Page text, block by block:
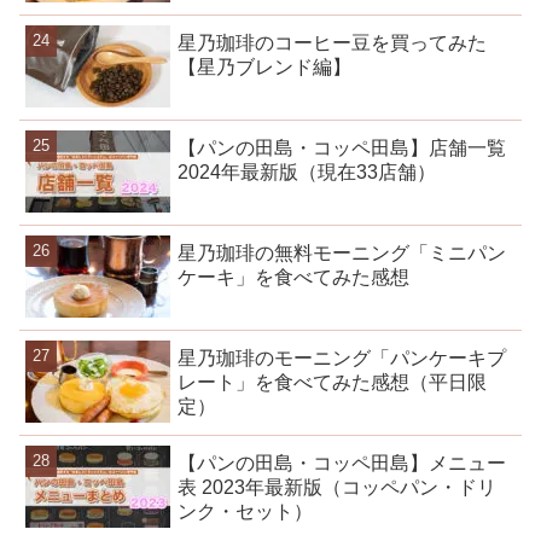
星乃珈琲のコーヒー豆を買ってみた
【星乃ブレンド編】
【パンの田島・コッペ田島】店舗一覧
2024年最新版（現在33店舗）
星乃珈琲の無料モーニング「ミニパン
ケーキ」を食べてみた感想
星乃珈琲のモーニング「パンケーキプ
レート」を食べてみた感想（平日限
定）
【パンの田島・コッペ田島】メニュー
表 2023年最新版（コッペパン・ドリ
ンク・セット）